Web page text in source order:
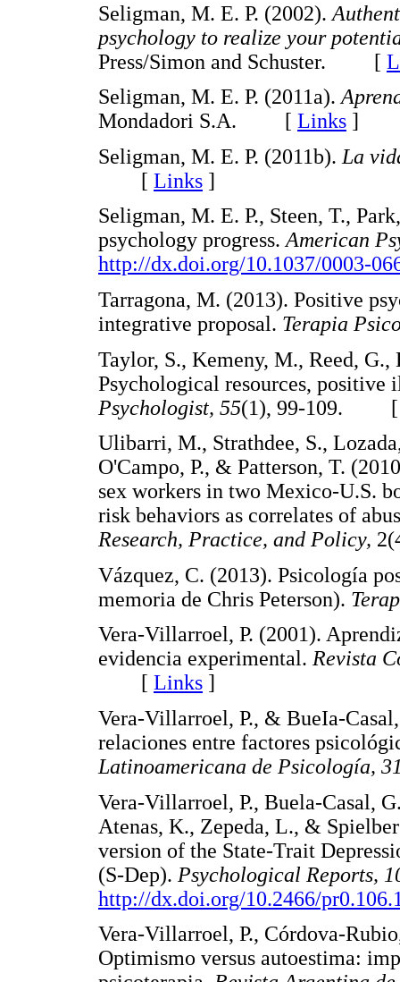
Seligman, M. E. P. (2002).
psychology to realize your
Press/Simon and Schuster. [
Seligman, M. E. P. (2011a).
Mondadori S.A. [ Links ]
Seligman, M. E. P. (2011b). La
[ Links ]
Seligman, M. E. P., Steen, T.,
psychology progress.American
http://dx.doi.org/10.1037/0003-
Tarragona, M. (2013). Positive
integrative proposal. Terapia
Taylor, S., Kemeny, M., Reed,
Psychological resources, positive
Psychologist, 55(1), 99-109.
Ulibarri, M., Strathdee, S.,
O'Campo, P., & Patterson, T.
sex workers in two Mexico-U.S.
risk behaviors as correlates of
Research, Practice, and Policy,
Vázquez, C. (2013). Psicología
memoria de Chris Peterson).
Vera-Villarroel, P. (2001).
evidencia experimental. Revista
[ Links ]
Vera-Villarroel, P., & BueIa-
relaciones entre factores
Latinoamericana de Psicología,
Vera-Villarroel, P., Buela-Casal,
Atenas, K., Zepeda, L., &
version of the State-Trait
(S-Dep). Psychological Reports,
http://dx.doi.org/10.2466/
Vera-Villarroel, P., Córdova-
Optimismo versus autoestima: